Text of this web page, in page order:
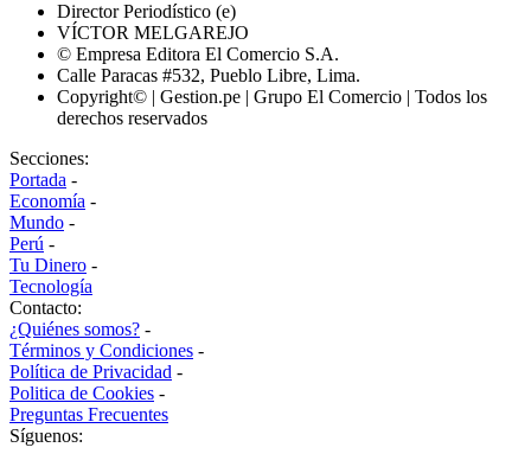
Director Periodístico (e)
VÍCTOR MELGAREJO
© Empresa Editora El Comercio S.A.
Calle Paracas #532, Pueblo Libre, Lima.
Copyright© | Gestion.pe | Grupo El Comercio | Todos los
derechos reservados
Secciones:
Portada -
Economía -
Mundo -
Perú -
Tu Dinero -
Tecnología
Contacto:
¿Quiénes somos? -
Términos y Condiciones -
Política de Privacidad -
Politica de Cookies -
Preguntas Frecuentes
Síguenos: